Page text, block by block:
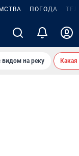
ПОГОДА
видом на реку